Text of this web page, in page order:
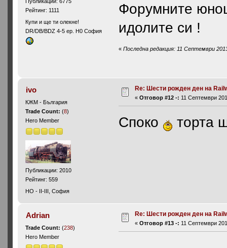
Рейтинг: 1111
Купи и ще ти олекне!
DR/DB/BDZ 4-5 ep. H0 София
Форумните
идолите си !
«Последна редакция: 11 Септември
ivo
КЖМ - България
Trade Count:(8)
Hero Member
Публикации: 2010
Рейтинг: 559
HO - II-III, София
Re: Шести рожден ден на
«Отговор #12 -: 11 Септември
Cпоко торта
Adrian
Trade Count:(238)
Hero Member
Re: Шести рожден ден на
«Отговор #13 -: 11 Септември